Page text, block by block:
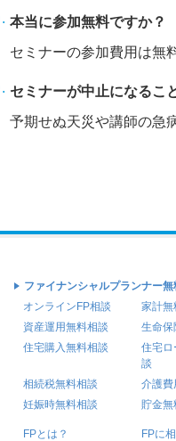
本当に参加無料ですか？
セミナーの参加費用は無
セミナーが中止になるこ
予期せぬ天災や講師の急
ファイナンシャルプランナー無
オンラインFP相談
家計無
資産運用無料相談
生命保
住宅購入無料相談
住宅ロ
談
相続税無料相談 介護費
妊娠時無料相談
貯金無
FPとは？ FPに